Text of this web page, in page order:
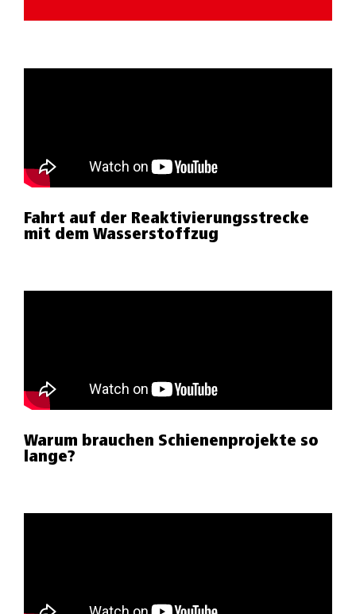
Fahrt auf der Reaktivierungsstrecke
mit dem Wasserstoffzug
Warum brauchen Schienenprojekte so
lange?